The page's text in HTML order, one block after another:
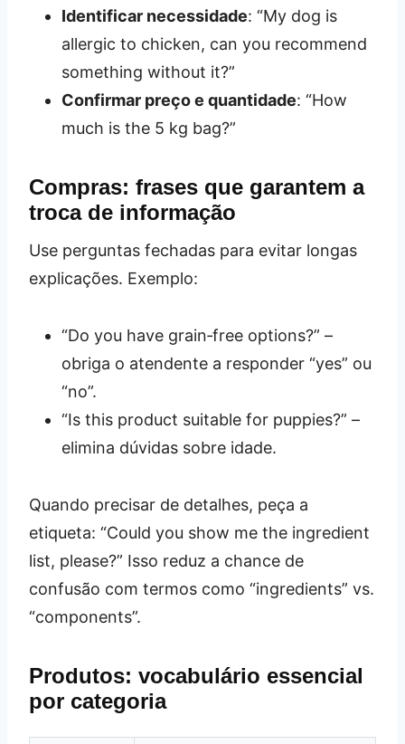
Identificar necessidade: “My dog is
allergic to chicken, can you recommend
something without it?”
Confirmar preço e quantidade: “How
much is the 5 kg bag?”
Compras: frases que garantem a
troca de informação
Use perguntas fechadas para evitar longas
explicações. Exemplo:
“Do you have grain‑free options?” –
obriga o atendente a responder “yes” ou
“no”.
“Is this product suitable for puppies?” –
elimina dúvidas sobre idade.
Quando precisar de detalhes, peça a
etiqueta: “Could you show me the ingredient
list, please?” Isso reduz a chance de
confusão com termos como “ingredients” vs.
“components”.
Produtos: vocabulário essencial
por categoria